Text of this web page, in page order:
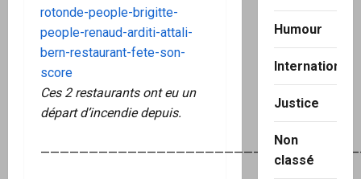
rotonde-people-brigitte-
people-renaud-arditi-attali-
bern-restaurant-fete-son-
score
Ces 2 restaurants ont eu un
départ d’incendie depuis.
Humour
International
Justice
Non
classé